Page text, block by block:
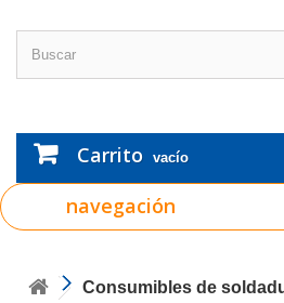
Carrito vacío
navegación
Consumibles de